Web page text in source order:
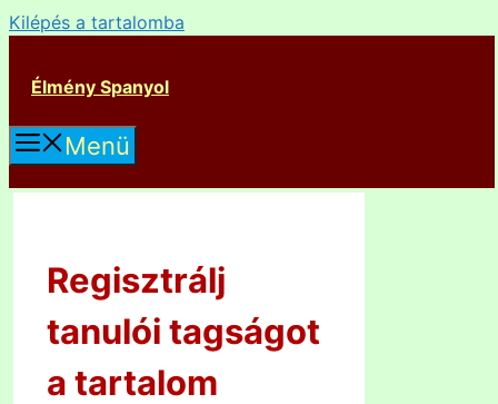
Kilépés a tartalomba
Élmény Spanyol
Menü
Regisztrálj
tanulói tagságot
a tartalom